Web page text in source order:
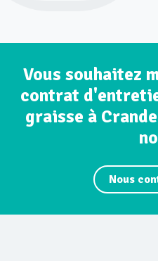
Vous souhaitez
contrat
graisse à
Nous